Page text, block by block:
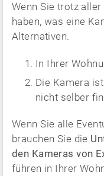
Wenn Sie trotz
haben, was eine
Alternativen.
In Ihrer
Die Kamera
nicht selber
Wenn Sie alle
brauchen Sie die
den Kameras von
führen in Ihrer